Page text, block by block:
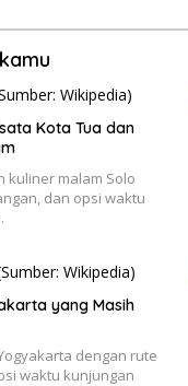
Kota Tua dan
kuliner malam Solo
dan opsi waktu
yang Masih
dengan rute
waktu kunjungan